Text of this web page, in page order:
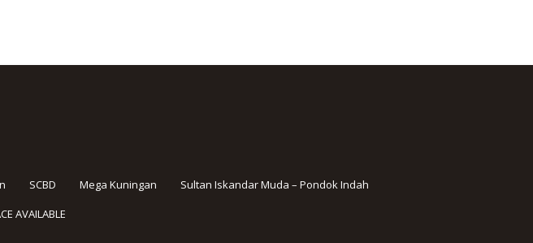
SCBD Mega Kuningan
Sultan Iskandar Muda – Pondok Indah
AVAILABLE